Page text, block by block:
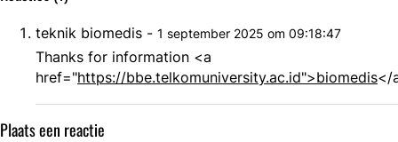
teknik biomedis - 1 september 2025 om 09:18:47
Thanks for information <a
href="https://bbe.telkomuniversity.ac.id">biomedis</
Plaats een reactie